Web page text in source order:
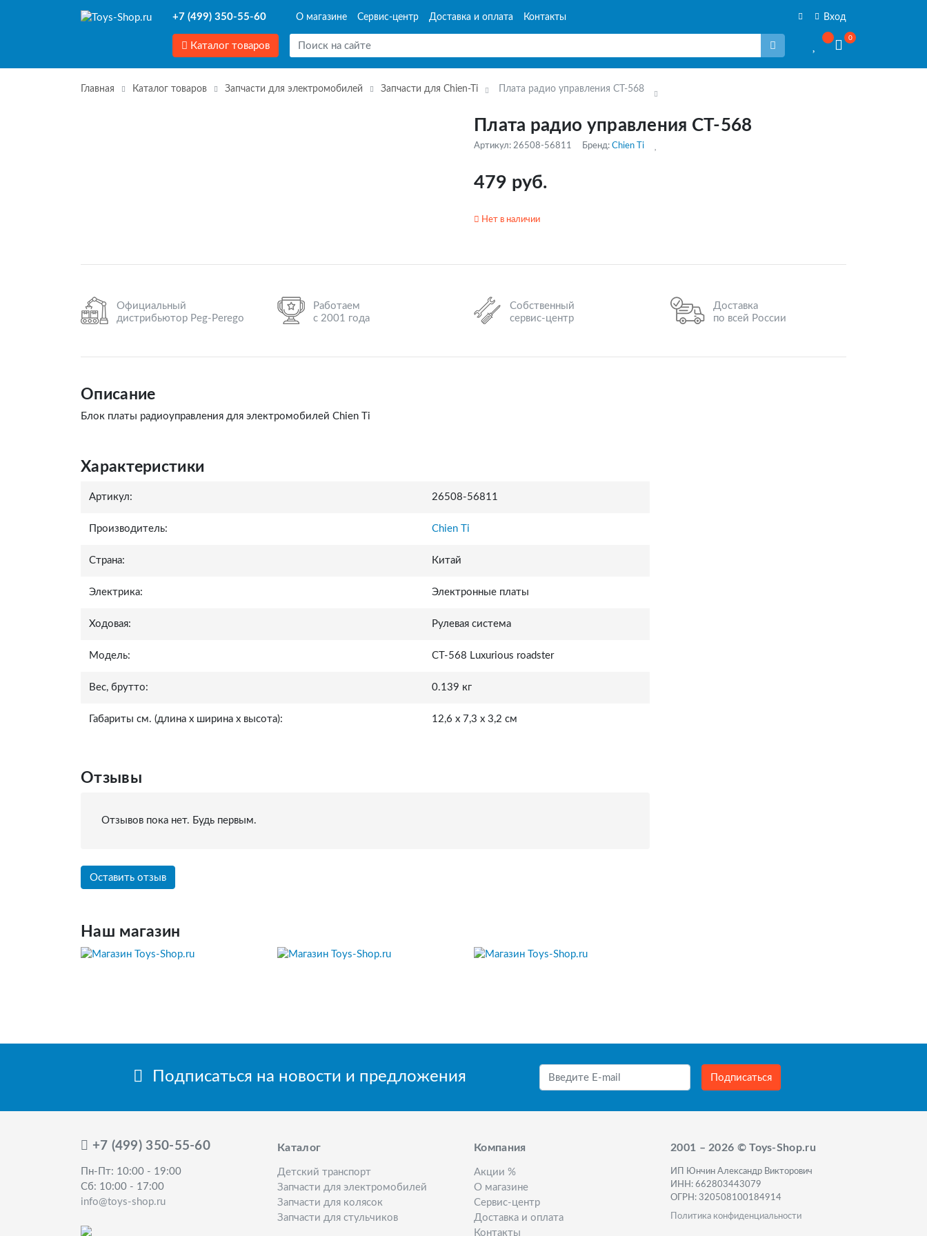
+7 (499) 350-55-60 О магазине Сервис-центр Доставка и оплата Контакты Вход
Каталог товаров
0
Главная Каталог товаров Запчасти для электромобилей Запчасти для Chien-Ti Плата радио управления СТ-568
Плата радио управления СТ-568
Артикул: 26508-56811 Бренд: Chien Ti
479 руб.
Нет в наличии
Официальный
дистрибьютор Peg-Perego
Работаем
с 2001 года
Собственный
сервис-центр
Доставка
по всей России
Описание
Блок платы радиоуправления для электромобилей Chien Ti
Характеристики
Артикул: 26508-56811
Производитель: Chien Ti
Страна: Китай
Электрика: Электронные платы
Ходовая: Рулевая система
Модель: СТ-568 Luxurious roadster
Вес, брутто: 0.139 кг
Габариты см. (длина x ширина x высота): 12,6 x 7,3 x 3,2 см
Отзывы
Отзывов пока нет. Будь первым.
Оставить отзыв
Наш магазин
Подписаться на новости и предложения Подписаться
+7 (499) 350-55-60
Пн-Пт: 10:00 - 19:00
Сб: 10:00 - 17:00
info@toys-shop.ru
Каталог
Детский транспорт
Запчасти для электромобилей
Запчасти для колясок
Запчасти для стульчиков
Компания
Акции %
О магазине
Сервис-центр
Доставка и оплата
Контакты
2001 – 2026 © Toys-Shop.ru
ИП Юнчин Александр Викторович
ИНН: 662803443079
ОГРН: 320508100184914
Политика конфиденциальности